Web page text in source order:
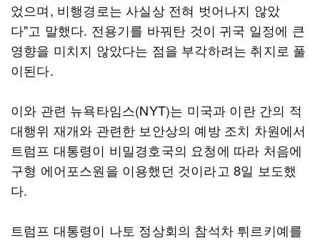
었으며, 비행경로는 사실상 전혀 벗어나지 않았
다"고 말했다. 전용기를 바꿔탄 것이 귀국 일정에 큰
영향을 미치지 않았다는 점을 부각하려는 취지로 풀
이된다.
이와 관련 뉴욕타임스(NYT)는 미국과 이란 간의 적
대행위 재개와 관련한 보안상의 예방 조치 차원에서
트럼프 대통령이 비밀경호국의 요청에 따라 처음에
구형 에어포스원을 이용했던 것이라고 8일 보도했
다.
트럼프 대통령이 나토 정상회의 참석차 튀르키예를